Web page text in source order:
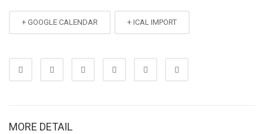
+ GOOGLE CALENDAR + ICAL IMPORT
MORE DETAIL